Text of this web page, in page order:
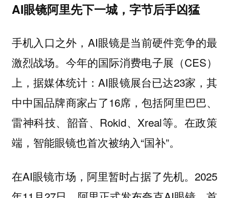
AI眼镜阿里先下一城，字节后手凶猛
手机入口之外，AI眼镜是当前硬件竞争的最
激烈战场。今年的国际消费电子展（CES）
上，据媒体统计：AI眼镜展台已达23家，其
中中国品牌商家占了16席，包括阿里巴巴、
雷神科技、韶音、Rokid、Xreal等。在政策
端，智能眼镜也首次被纳入“国补”。
在AI眼镜市场，阿里暂时占据了先机。2025